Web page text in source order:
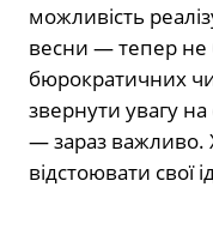
можливість
весни — тепер не
бюрократичних
звернути увагу на
— зараз
відстоювати свої